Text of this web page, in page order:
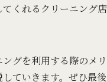
くれるクリーニング
グを利用する際のメ
ていきます。ぜひ最